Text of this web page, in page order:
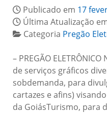
Publicado em 17
Última Atualização
Categoria Pregão
– PREGÃO
de serviços gráficos
sobdemanda, para
cartazes e afins)
da GoiásTurismo, para